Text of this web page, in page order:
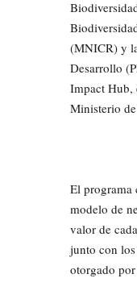
(MNICR) y
Desarrollo
Impact Hub,
Ministerio
El programa
modelo de
valor de
junto con
otorgado